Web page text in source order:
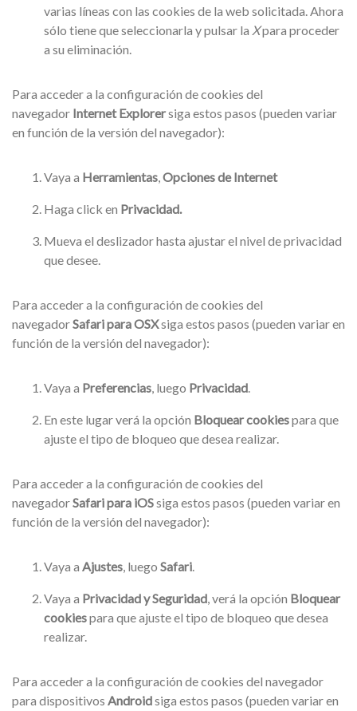
varias líneas con las cookies de la web solicitada. Ahora
sólo tiene que seleccionarla y pulsar la Xpara proceder
a su eliminación.
Para acceder a la configuración de cookies del
navegador Internet Explorersiga estos pasos (pueden variar
en función de la versión del navegador):
Vaya a Herramientas,Opciones de Internet
Haga click en Privacidad.
Mueva el deslizador hasta ajustar el nivel de privacidad
que desee.
Para acceder a la configuración de cookies del
navegadorSafari para OSXsiga estos pasos (pueden variar en
función de la versión del navegador):
Vaya a Preferencias, luego Privacidad.
En este lugar verá la opción Bloquear cookiespara que
ajuste el tipo de bloqueo que desea realizar.
Para acceder a la configuración de cookies del
navegadorSafari para iOSsiga estos pasos (pueden variar en
función de la versión del navegador):
Vaya a Ajustes, luego Safari.
Vaya a Privacidad y Seguridad, verá la opción Bloquear
cookiespara que ajuste el tipo de bloqueo que desea
realizar.
Para acceder a la configuración de cookies del navegador
para dispositivos Androidsiga estos pasos (pueden variar en